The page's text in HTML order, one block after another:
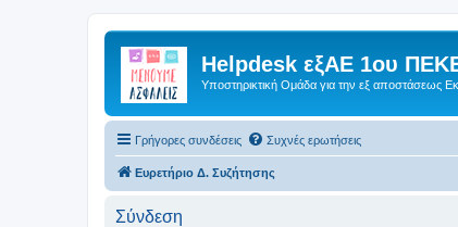
Helpdesk εξΑΕ 1ου
Υποστηρικτική Ομάδα για την εξ αποστάσεως
Γρήγορες συνδέσεις Συχνές ερωτήσεις
Ευρετήριο Δ. Συζήτησης
Σύνδεση